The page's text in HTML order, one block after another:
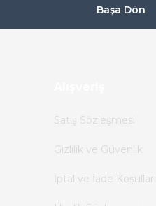
Başa Dön
Satış Sözleşmesi
Gizlilik ve Güvenlik
İptal ve İade Koşulları